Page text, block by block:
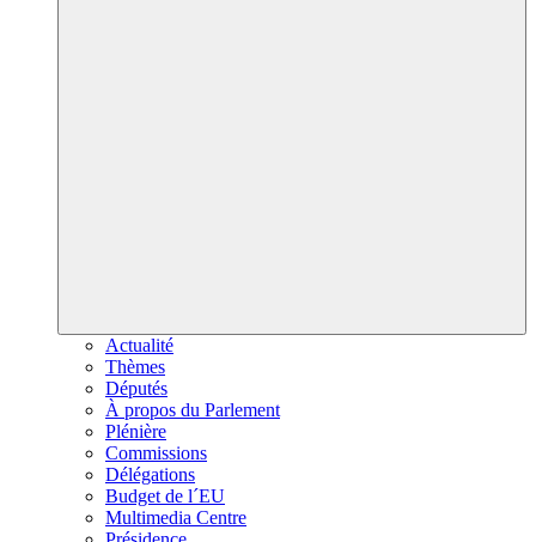
Actualité
Thèmes
Députés
À propos du Parlement
Plénière
Commissions
Délégations
Budget de l´EU
Multimedia Centre